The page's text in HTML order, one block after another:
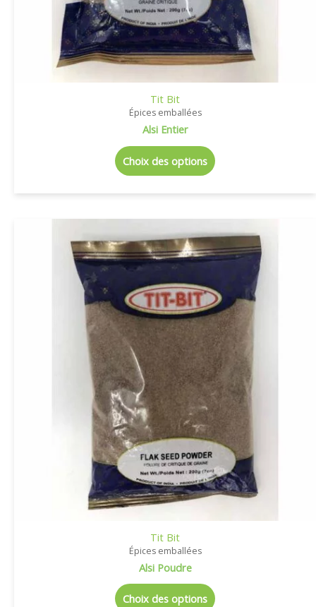
Tit Bit
Épices emballées
Alsi Entier
Choix des options
Tit Bit
Épices emballées
Alsi Poudre
Choix des options